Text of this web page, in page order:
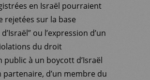
en Israël pourraient
rejetées sur la base
ou l’expression d’un
du droit
à un boycott d’Israël
d’un membre du